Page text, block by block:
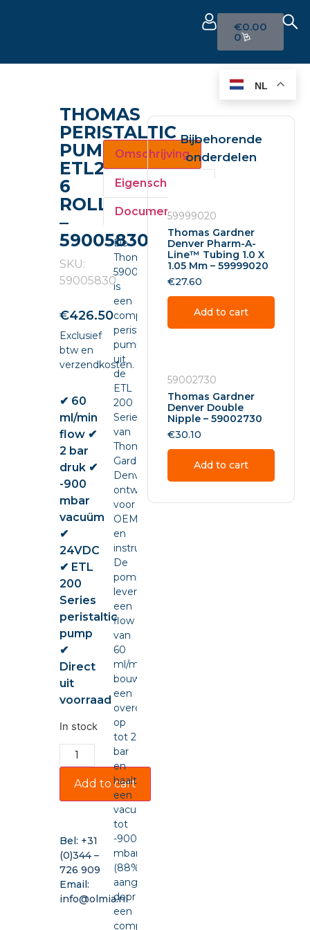
€0.00
0
THOMAS
PERISTALTIC
PUMP
ETL200
6
ROLLER
–
59005830
SKU:
59005830
€426.50
Exclusief
btw en
verzendkosten.
✔ 60
ml/min
flow ✔
2 bar
druk ✔
-900
mbar
vacuüm
✔
24VDC
✔ ETL
200
Series
peristaltic
pump
✔
Direct
uit
voorraad
In stock
Add to cart
Bel: +31
(0)344 –
726 909
Email:
info@olmia.nl
Omschrijving
Eigenschappen
Documenten
De
Thomas
59005830
is
een
compacte
peristaltic
pump
uit
de
ETL
200
Series
van
Thomas
Gardner
Denver,
ontwikkeld
voor
OEM-
en
instrumentintegratie.
De
pomp
levert
een
flow
van
60
ml/min,
bouwt
een
overdruk
op
tot 2
bar
en
haalt
een
vacuüm
tot
-900
mbar
(88%),
aangedreven
door
een
compacte
Bijbehorende
onderdelen
59999020
Thomas Gardner
Denver Pharm-A-
Line™ Tubing 1.0 X
1.05 Mm – 59999020
€27.60
Add to cart
59002730
Thomas Gardner
Denver Double
Nipple – 59002730
€30.10
Add to cart
NL